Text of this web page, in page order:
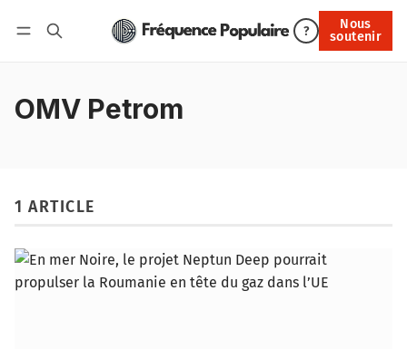
?
Nous
soutenir
Nous soutenir
OMV Petrom
1 ARTICLE